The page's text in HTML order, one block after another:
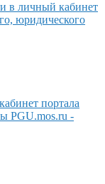
в личный кабинет
юридического
портала
PGU.mos.ru -